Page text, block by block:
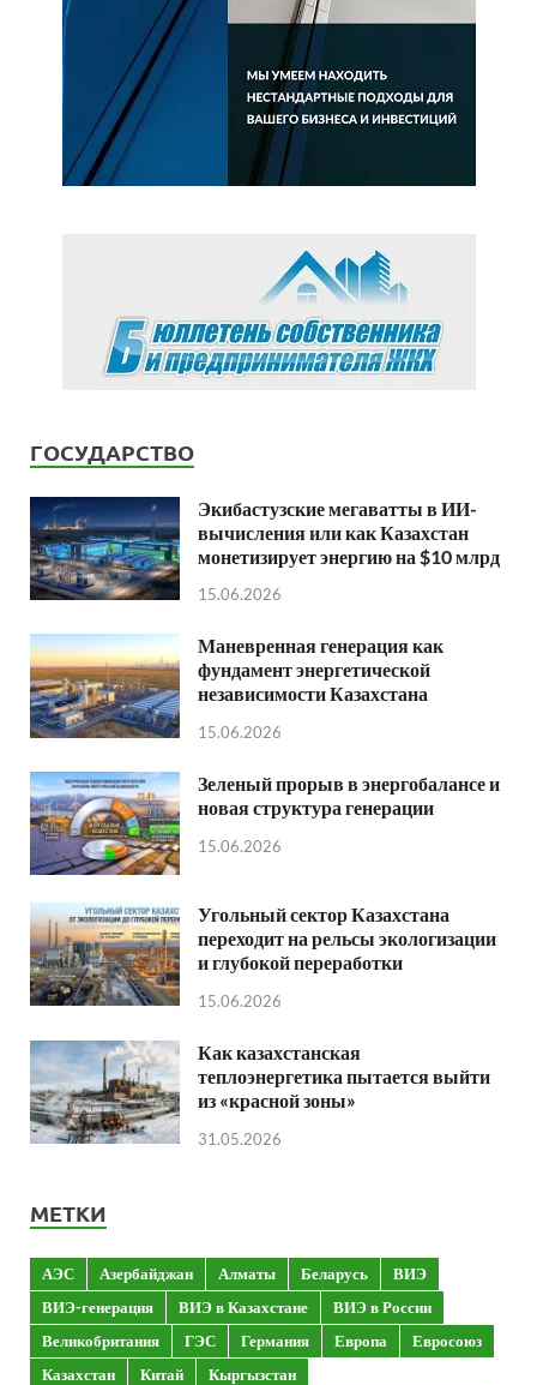
ГОСУДАРСТВО
Экибастузские мегаватты в ИИ-
вычисления или как Казахстан
монетизирует энергию на $10 млрд
15.06.2026
Маневренная генерация как
фундамент энергетической
независимости Казахстана
15.06.2026
Зеленый прорыв в энергобалансе и
новая структура генерации
15.06.2026
Угольный сектор Казахстана
переходит на рельсы экологизации
и глубокой переработки
15.06.2026
Как казахстанская
теплоэнергетика пытается выйти
из «красной зоны»
31.05.2026
МЕТКИ
АЭС Азербайджан Алматы Беларусь
ВИЭ
ВИЭ-генерация
ВИЭ в Казахстане
ВИЭ в России
Великобритания
ГЭС Германия Европа
Евросоюз
Казахстан
Китай
Кыргызстан